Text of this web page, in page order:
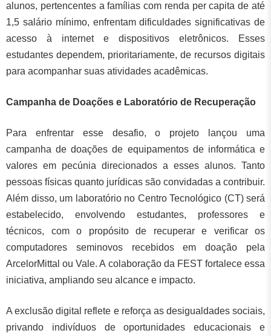
alunos, pertencentes a famílias com renda per capita de até
1,5 salário mínimo, enfrentam dificuldades significativas de
acesso à internet e dispositivos eletrônicos. Esses
estudantes dependem, prioritariamente, de recursos digitais
para acompanhar suas atividades acadêmicas.
Campanha de Doações e Laboratório de Recuperação
Para enfrentar esse desafio, o projeto lançou uma
campanha de doações de equipamentos de informática e
valores em pecúnia direcionados a esses alunos. Tanto
pessoas físicas quanto jurídicas são convidadas a contribuir.
Além disso, um laboratório no Centro Tecnológico (CT) será
estabelecido, envolvendo estudantes, professores e
técnicos, com o propósito de recuperar e verificar os
computadores seminovos recebidos em doação pela
ArcelorMittal ou Vale. A colaboração da FEST fortalece essa
iniciativa, ampliando seu alcance e impacto.
A exclusão digital reflete e reforça as desigualdades sociais,
privando indivíduos de oportunidades educacionais e